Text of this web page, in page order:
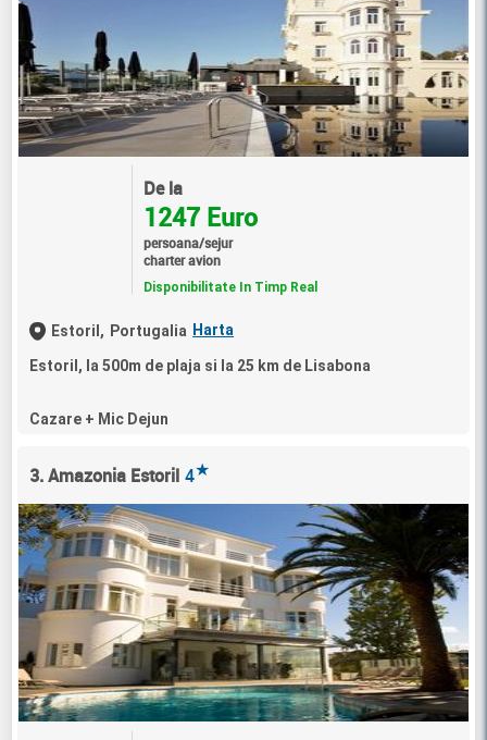
De la
1247 Euro
persoana/sejur
charter avion
Disponibilitate In Timp Real
Estoril, Portugalia Harta
Estoril, la 500m de plaja si la 25 km de Lisabona
Cazare + Mic Dejun
3. Amazonia Estoril 4★